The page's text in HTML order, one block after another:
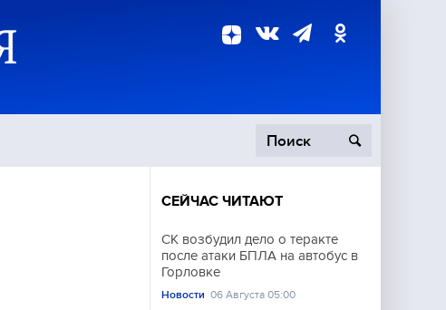
Происшествия
СЕЙЧАС ЧИТАЮТ
СК возбудил дело о теракте
после атаки БПЛА на автобус в
Горловке
Новости 06 Августа 05:00